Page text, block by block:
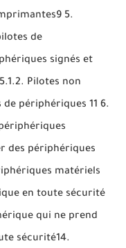
5.
de
signés et
Pilotes non
périphériques 11 6.
des périphériques
matériels
en toute sécurité
qui ne prend
sécurité14.